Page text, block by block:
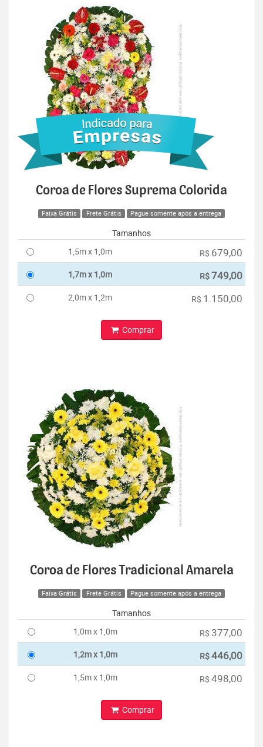
Coroa de Flores Suprema Colorida
Faixa Grátis Frete Grátis Pague somente após a entrega
Tamanhos
1,5m x 1,0m
R$ 679,00
1,7m x 1,0m R$749,00
2,0m x 1,2m R$ 1.150,00
Comprar
Coroa de Flores Tradicional Amarela
Faixa Grátis Frete Grátis Pague somente após a entrega
Tamanhos
1,0m x 1,0m
R$ 377,00
1,2m x 1,0m R$446,00
1,5m x 1,0m R$ 498,00
Comprar